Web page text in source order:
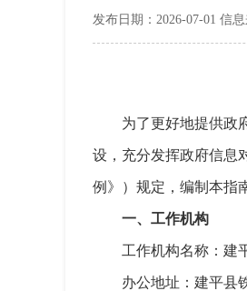
发布日期：2026-07-01 信
为了更好地提供政
设，充分发挥政府信息
例》）规定，编制本指
一、工作机构
工作机构名称：建
办公地址：建平县